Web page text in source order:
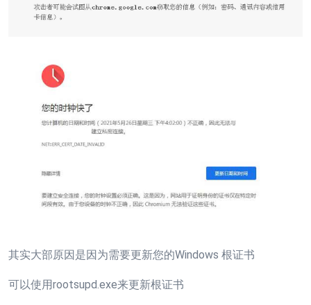
其实大部原因是因为需要更新您的Windows 根证书
可以使用rootsupd.exe来更新根证书